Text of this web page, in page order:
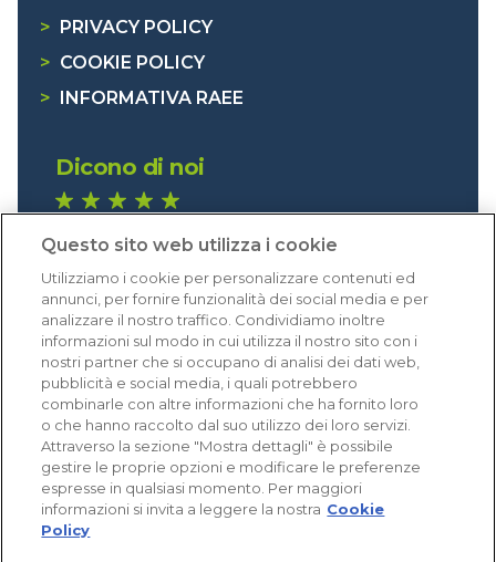
> PRIVACY POLICY
> COOKIE POLICY
> INFORMATIVA RAEE
Dicono di noi
Eccellente (4,8)
Acquisti verificati
Questo sito web utilizza i cookie
Utilizziamo i cookie per personalizzare contenuti ed
annunci, per fornire funzionalità dei social media e per
analizzare il nostro traffico. Condividiamo inoltre
informazioni sul modo in cui utilizza il nostro sito con i
nostri partner che si occupano di analisi dei dati web,
pubblicità e social media, i quali potrebbero
combinarle con altre informazioni che ha fornito loro
o che hanno raccolto dal suo utilizzo dei loro servizi.
Attraverso la sezione "Mostra dettagli" è possibile
gestire le proprie opzioni e modificare le preferenze
espresse in qualsiasi momento. Per maggiori
informazioni si invita a leggere la nostra Cookie
Policy